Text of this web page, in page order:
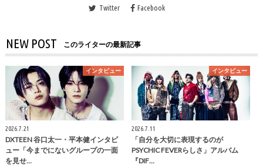
Twitter Facebook
NEW POST このライターの最新記事
インタビュー
2026.7.21
DXTEEN 谷口太一・平本健インタビ
ュー「今までにないグループの一面
を見せ…
インタビュー
2026.7.11
「自分を大切に表現するのが
PSYCHIC FEVERらしさ」アルバム
『DIF…